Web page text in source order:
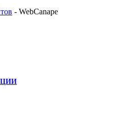
- WebCanape